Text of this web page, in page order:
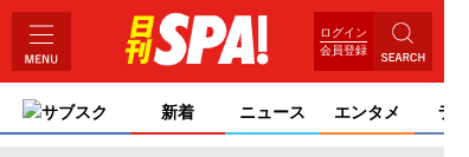
ログイン
会員登録
サブスク 新着 ニュース エンタメ ライ